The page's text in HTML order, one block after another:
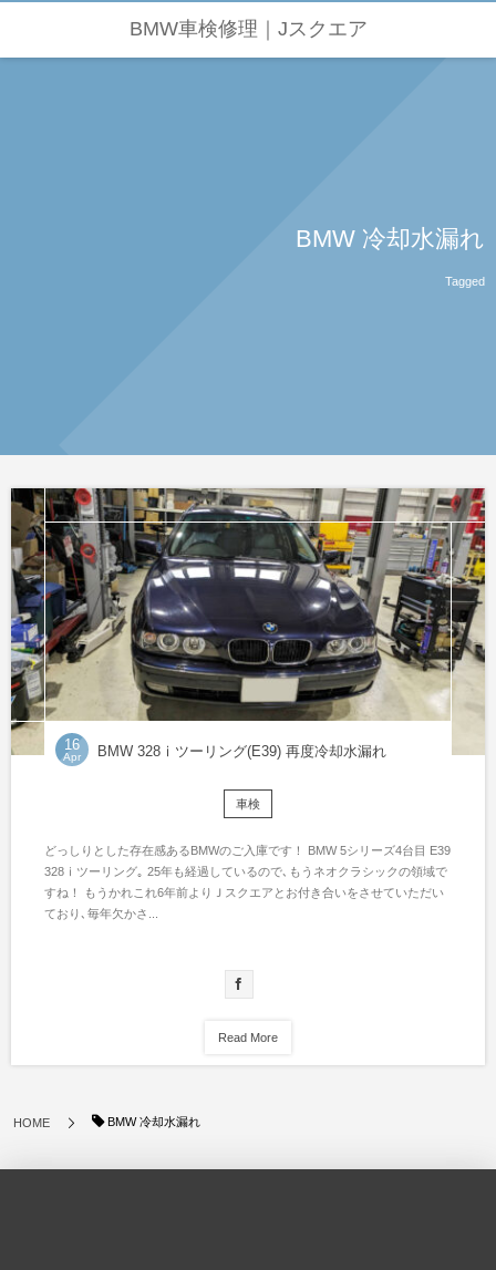
BMW車検修理｜Jスクエア
BMW 冷却水漏れ
Tagged
16
Apr BMW 328ⅰツーリング(E39) 再度冷却水漏れ
車検
どっしりとした存在感あるBMWのご入庫です！ BMW 5シリーズ4台目 E39
328ⅰツーリング｡ 25年も経過しているので､もうネオクラシックの領域で
すね！ もうかれこれ6年前よりＪスクエアとお付き合いをさせていただい
ており､毎年欠かさ...
Read More
HOME BMW 冷却水漏れ